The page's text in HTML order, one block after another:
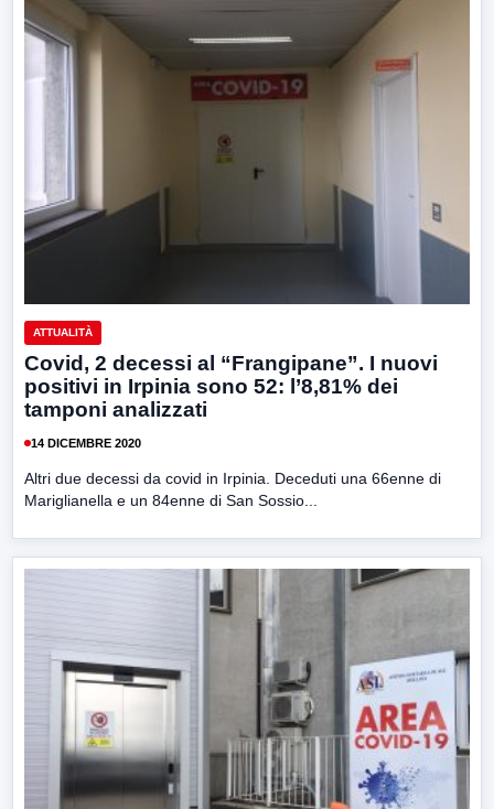
ATTUALITÀ
Covid, 2 decessi al “Frangipane”. I nuovi
positivi in Irpinia sono 52: l’8,81% dei
tamponi analizzati
14 DICEMBRE 2020
Altri due decessi da covid in Irpinia. Deceduti una 66enne di
Mariglianella e un 84enne di San Sossio...